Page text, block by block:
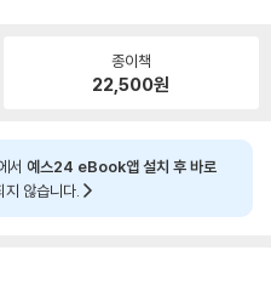
종이책
22,500원
서 예스24 eBook앱 설치 후 바로
지 않습니다.